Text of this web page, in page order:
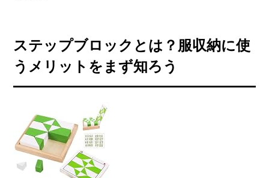
ステップブロックとは？服収納に使
うメリットをまず知ろう